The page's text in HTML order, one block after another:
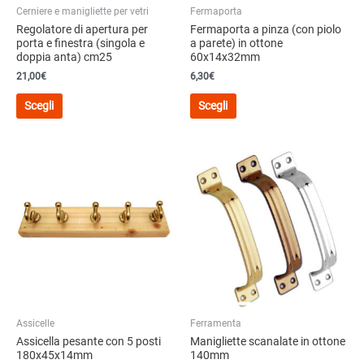
prodotto
prodotto
Cerniere e manigliette per vetri
Regolatore di apertura per
porta e finestra (singola e
doppia anta) cm25
21,00€
Scegli
Questo
opzioni
possono
essere
Fermaporta
Fermaporta a pinza (con piolo
a parete) in ottone
60x14x32mm
6,30€
Scegli
Questo
varianti.
Le
opzioni
possono
essere
scelte
nella
pagina
del
prodotto
Assicelle
Assicella pesante con 5 posti
180x45x14mm
Ferramenta
Manigliette scanalate in ottone
140mm